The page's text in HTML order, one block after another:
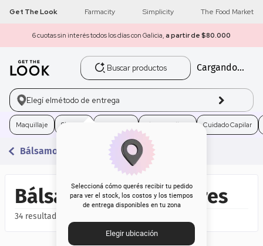
Get The Look Farmacity Simplicity The Food Market
6 cuotas sin interés todos los días con Galicia, a partir de $80.000
Buscar productos
Cargando...
Elegí elmétodo de entrega
Seleccioná cómo querés recibir tu pedido
para ver el stock, los costos y los tiempos
de entrega disponibles en tu zona
Elegir ubicación
Maquillaje Skincare Electro Belleza Cuidado Capilar
Bálsamos Y Protectores
Bálsamos y Protectores
34
1 get the look
2 máscara pestañas
loreal
4. brochas